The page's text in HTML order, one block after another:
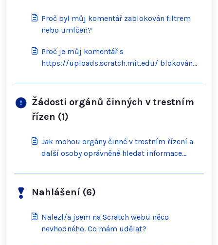
Proč byl můj komentář zablokován filtrem
nebo umlčen?
Proč je můj komentář s
https://uploads.scratch.mit.edu/ blokován
Žádosti orgánů činných v trestním
řízen (1)
Jak mohou orgány činné v trestním řízení a
další osoby oprávněné hledat informace
Nahlášení (6)
Nalezl/a jsem na Scratch webu něco
nevhodného. Co mám udělat?